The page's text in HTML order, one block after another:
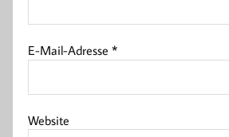
E-Mail-Adresse*
Website